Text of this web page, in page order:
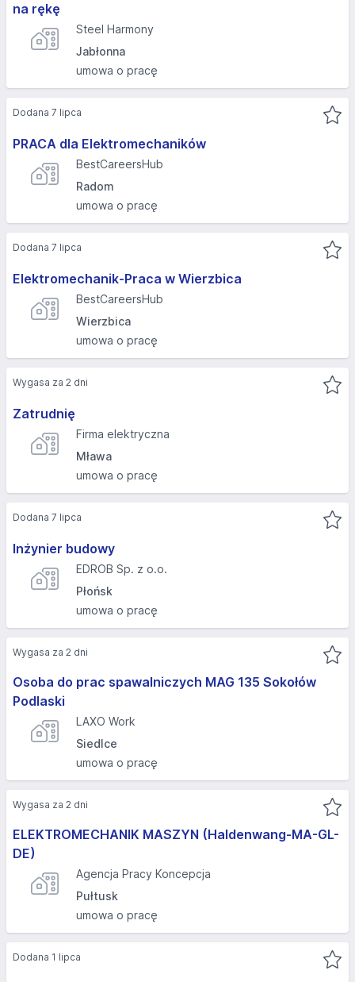
na rękę
Steel Harmony
Jabłonna
umowa o pracę
PRACA dla Elektromechaników
BestCareersHub
Radom
umowa o pracę
Dodana 7 lipca
Elektromechanik-Praca w Wierzbica
BestCareersHub
Wierzbica
umowa o pracę
Dodana 7 lipca
Zatrudnię
Firma elektryczna
Mława
umowa o pracę
Wygasa za 2 dni
Inżynier budowy
EDROB Sp. z o.o.
Płońsk
umowa o pracę
Dodana 7 lipca
Osoba do prac spawalniczych MAG 135 Sokołów
Podlaski
LAXO Work
Siedlce
umowa o pracę
Wygasa za 2 dni
ELEKTROMECHANIK MASZYN (Haldenwang-MA-GL-
DE)
Agencja Pracy Koncepcja
Pułtusk
umowa o pracę
Wygasa za 2 dni
Dodana 1 lipca